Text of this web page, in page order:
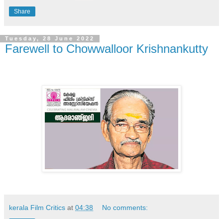
Share
Tuesday, 28 June 2022
Farewell to Chowwalloor Krishnankutty
kerala Film Critics at 04:38 No comments: